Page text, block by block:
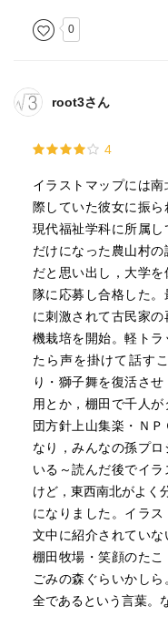
0
root3さん
4
イラストマップには
際していた彼女に振
現代福祉学科に所属
だけになった農山村
だと思い出し，大学
隊に応募し合格した
に刺激されて古民家
機栽培を開始。軽ト
たら声を掛けて話す
り・獅子舞を復活さ
用とか，棚田で千人
団方針上山集楽・Ｎ
なり，みんなの孫プ
いる～読んだ後でイ
けど，東西南北がよく
になりました。イラ
文中に紹介されてい
棚田牧場・笑顔のた
ごみの森ぐらいかし
全であるという言葉。